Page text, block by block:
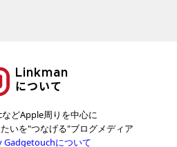
Linkman
について
どApple周りを中心に
いを"つなげる"ブログメディア
Gadgetouchについて